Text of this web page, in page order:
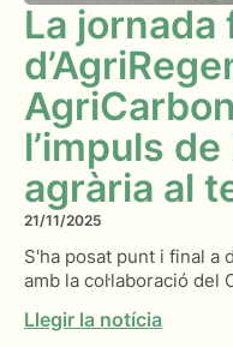
La jornada
l’impuls
agrària al
21/11/2025
S'ha posat punt i final a
amb la col·laboració del
Llegir la notícia